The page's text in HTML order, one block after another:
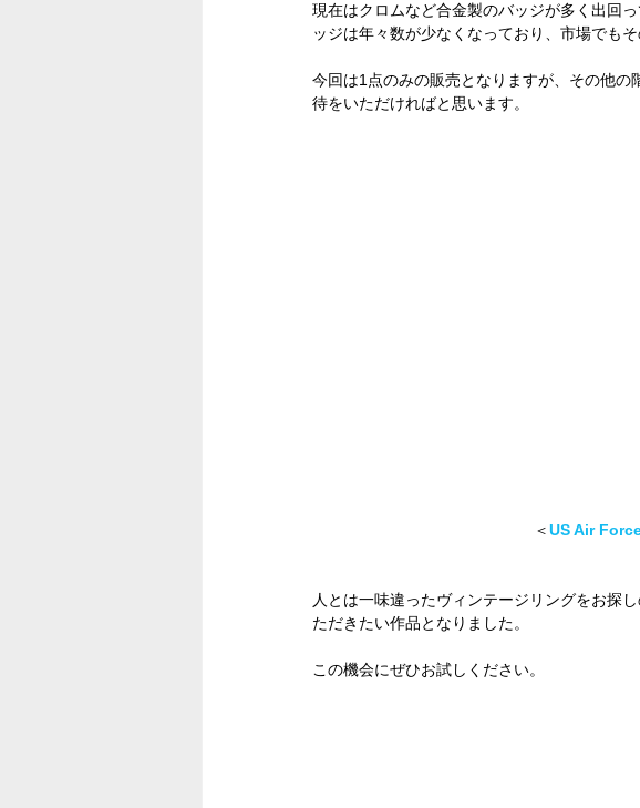
現在はクロムなど合金製のバッジが多く出回
ッジは年々数が少なくなっており、市場でも
今回は1点のみの販売となりますが、その他
待をいただければと思います。
＜US Air
人とは一味違ったヴィンテージリングをお探
ただきたい作品となりました。
この機会にぜひお試しください。